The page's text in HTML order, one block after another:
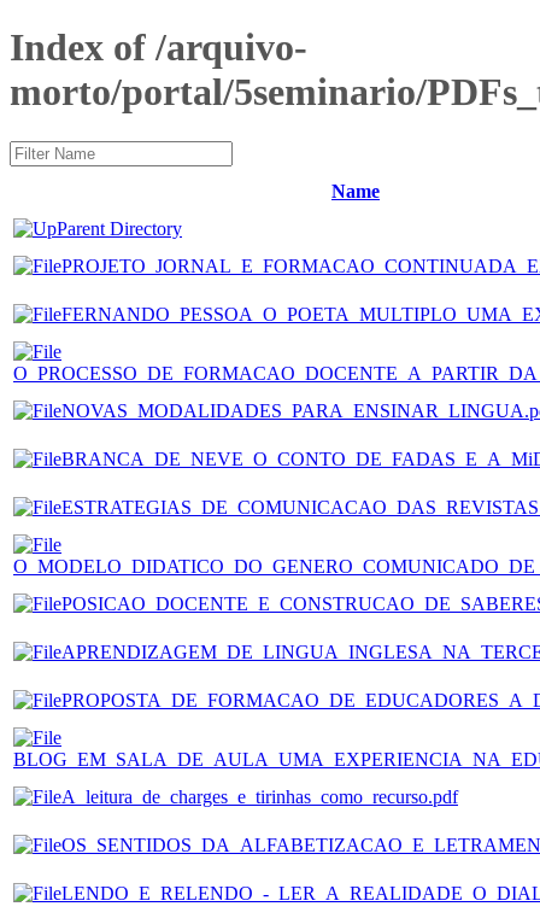
Index of /arquivo-
morto/portal/5seminario/
Name
Parent Directory
A_leitura_de_charges_e_tirinhas_como_recurso.pdf
LENDO_E_RELENDO_-